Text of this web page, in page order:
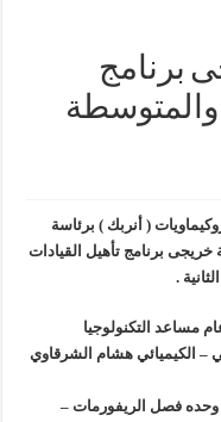
توقف منذ عام 2022.. ويؤكد: كامل الاهتمام لوضع صعيد مصر
خريجى برنامج
والمتوسطة
( أنربك ) برئاسة
٦ من ابناء الشركة خريجى برنامج تأهيل القيادات
.
مساعد التكنولوجيا
– الكيميائي هشام الشرقاوي
فصل الريفورمات –